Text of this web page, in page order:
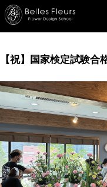
コ
ン
ツ
を
ス
キ
ッ
プ
す
る
【祝】国家検定試験合